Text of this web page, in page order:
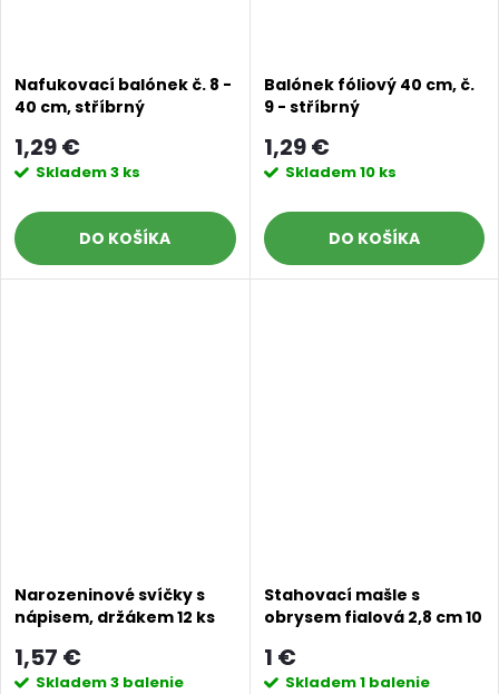
Nafukovací balónek č. 8 -
40 cm, stříbrný
1,29 €
Skladem3 ks
DO KOŠÍKA
Balónek fóliový 40 cm, č.
9 - stříbrný
1,29 €
Skladem10 ks
DO KOŠÍKA
Narozeninové svíčky s
nápisem, držákem 12 ks
1,57 €
Skladem3 balenie
Stahovací mašle s
obrysem fialová 2,8 cm 10
1 €
Skladem1 balenie
Doprava a platby Prodejna Blog a návody